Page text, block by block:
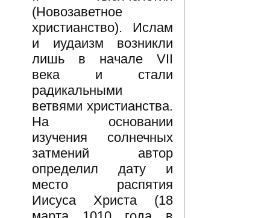
(Новозаветное
христианство). Ислам
и иудаизм возникли
лишь в начале VII
века и стали
радикальными
ветвями христианства.
На основании
изучения солнечных
затмений автор
определил дату и
место распятия
Иисуса Христа (18